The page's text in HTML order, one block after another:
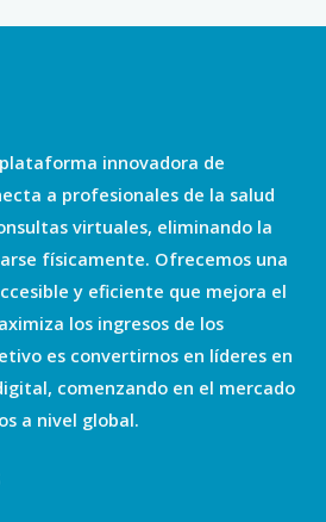
innovadora de
a profesionales de la salud
virtuales, eliminando la
físicamente. Ofrecemos una
y eficiente que mejora el
los ingresos de los
es convertirnos en líderes en
comenzando en el mercado
a nivel global.